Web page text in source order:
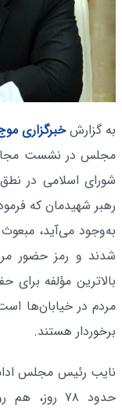
به گزارشخبرگزاری
شورای اسلامی در
رهبر شهیدمان که
به‌وجود می‌آید،
شدند و رمز حضور
بالاترین مؤلفه
مردم در خیابان‌ها
برخوردار هستند.
نایب رئیس مجلس
حدود ۷۸